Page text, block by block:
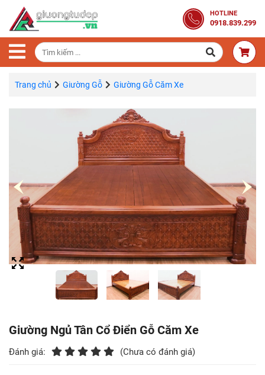
HOTLINE
0918.839.299
Trang
Chủ
Combo
Phòng
Ngủ
Áo
Nhiên
Bàn
Trang
Bàn
Trang chủ Giường Gỗ Giường Gỗ Căm Xe
Giường Ngủ Tân Cổ Điển Gỗ Căm Xe
Đánh giá: (Chưa có đánh giá)